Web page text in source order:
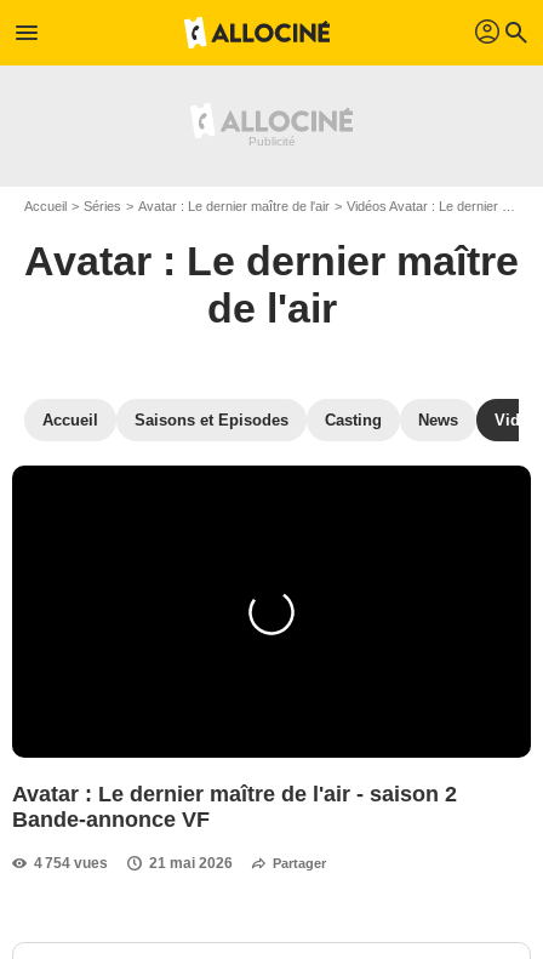
menu profil search
Accueil Séries Avatar : Le dernier maître de l'air Vidéos Avatar : Le dernier maître de l'air
Avatar : Le dernier maître
de l'air
Accueil Saisons et Episodes Casting News
Avatar : Le dernier maître de l'air - saison 2
Bande-annonce VF
4 754 vues 21 mai 2026 Partager